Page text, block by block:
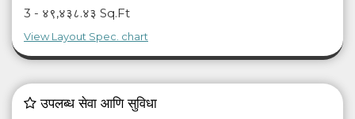
3 - ४९,४३८.४३ Sq.Ft
View Layout Spec. chart
उपलब्ध सेवा आणि सुविधा